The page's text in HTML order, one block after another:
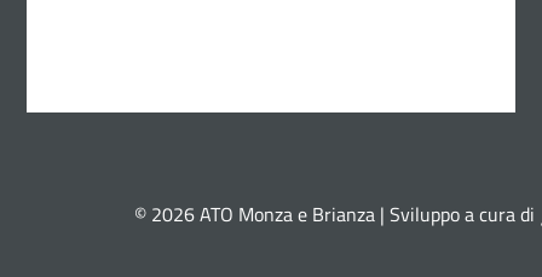
© 2026 ATO Monza e Brianza | Sviluppo a cura di